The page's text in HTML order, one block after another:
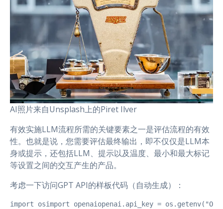
AI照片来自Unsplash上的Piret Ilver
有效实施LLM流程所需的关键要素之一是评估流程的有效
性。也就是说，您需要评估最终输出，即不仅仅是LLM本
身或提示，还包括LLM、提示以及温度、最小和最大标记
等设置之间的交互产生的产品。
考虑一下访问GPT API的样板代码（自动生成）：
import osimport openaiopenai.api_key =